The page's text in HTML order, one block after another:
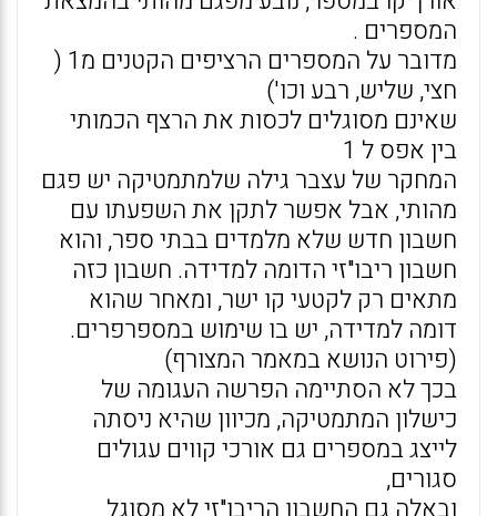
המספרים .
מדובר על המספרים הרציפים הקטנים מ1 (
חצי, שליש, רבע וכו')
שאינם מסוגלים לכסות את הרצף הכמותי
בין אפס ל 1
המחקר של עצבר גילה שלמתמטיקה יש פגם
מהותי, אבל אפשר לתקן את השפעתו עם
חשבון חדש שלא מלמדים בבתי ספר, והוא
חשבון ריבו"זי הדומה למדידה. חשבון כזה
מתאים רק לקטעי קו ישר, ומאחר שהוא
דומה למדידה, יש בו שימוש במספרפרים.
(פירוט הנושא במאמר המצורף)
בכך לא הסתיימה הפרשה העגומה של
כישלון המתמטיקה, מכיוון שהיא ניסתה
לייצג במספרים גם אורכי קווים עגולים
סגורים,